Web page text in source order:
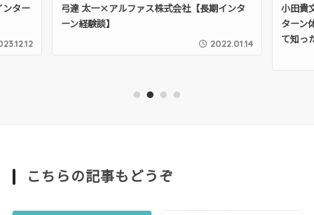
vio
us
ター
弓達 太一×アルファス株式会社【長期インタ
ーン経験談】
2022.01.14
小田貴
ターン
て知っ
t
1 2 3 4
こちらの記事もどうぞ